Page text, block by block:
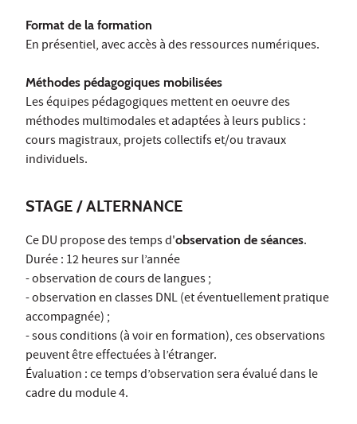
Format de la formation
En présentiel, avec accès à des ressources numériques.
Méthodes pédagogiques mobilisées
Les équipes pédagogiques mettent en oeuvre des
méthodes multimodales et adaptées à leurs publics :
cours magistraux, projets collectifs et/ou travaux
individuels.
STAGE / ALTERNANCE
Ce DU propose des temps d'observation de séances.
Durée : 12 heures sur l’année
- observation de cours de langues ;
- observation en classes DNL (et éventuellement pratique
accompagnée) ;
- sous conditions (à voir en formation), ces observations
peuvent être effectuées à l’étranger.
Évaluation : ce temps d’observation sera évalué dans le
cadre du module 4.